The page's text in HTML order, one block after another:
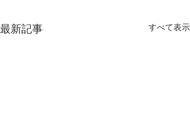
最新記事 すべて表示